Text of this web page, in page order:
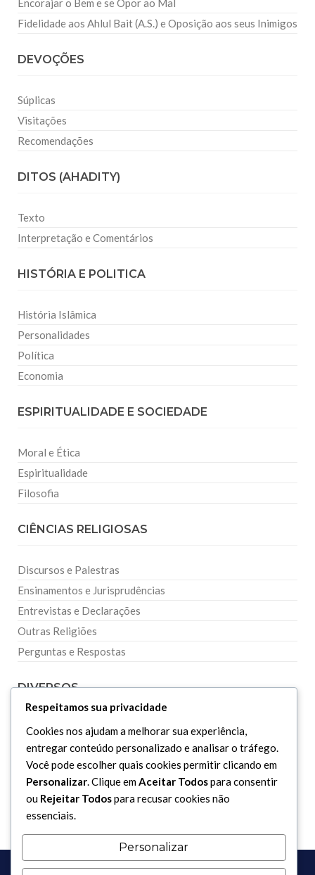
Encorajar o Bem e se Opor ao Mal
Fidelidade aos Ahlul Bait (A.S.) e Oposição aos seus Inimigos
DEVOÇÕES
Súplicas
Visitações
Recomendações
DITOS (AHADITY)
Texto
Interpretação e Comentários
HISTÓRIA E POLITICA
História Islâmica
Personalidades
Política
Economia
ESPIRITUALIDADE E SOCIEDADE
Moral e Ética
Espiritualidade
Filosofia
CIÊNCIAS RELIGIOSAS
Discursos e Palestras
Ensinamentos e Jurisprudências
Entrevistas e Declarações
Outras Religiões
Perguntas e Respostas
DIVERSOS
Curiosidades
Dicionário Islâmico
Downloads
Respeitamos sua privacidade
Cookies nos ajudam a melhorar sua experiência,
entregar conteúdo personalizado e analisar o tráfego.
Você pode escolher quais cookies permitir clicando em
Personalizar. Clique emAceitar Todospara consentir
ou Rejeitar Todospara recusar cookies não
essenciais.
Personalizar